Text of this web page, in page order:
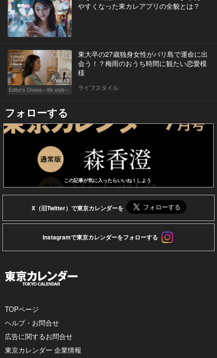
やすくなった東カレアプリの全貌とは？
Vol.13
Editor's Choice～life style～
東大卒の27歳独身女性がバリ島で運命に出
会う！？梅雨のおうち時間に観たい恋愛模
様
ライフスタイル
フォローする
この記事が気に入ったらいいね！しよう
X（旧Twitter）で東京カレンダーを
Instagramで東京カレンダーをフォローする
TOPページ
ヘルプ・お問合せ
広告に関するお問合せ
東京カレンダー 企業情報